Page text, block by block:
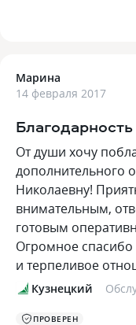
Марина
14 февраля 2017
От души хочу
дополнительного
Николаевну!
внимательным,
готовым
Огромное
и терпеливое
Кузнецкий
ПРОВЕРЕН